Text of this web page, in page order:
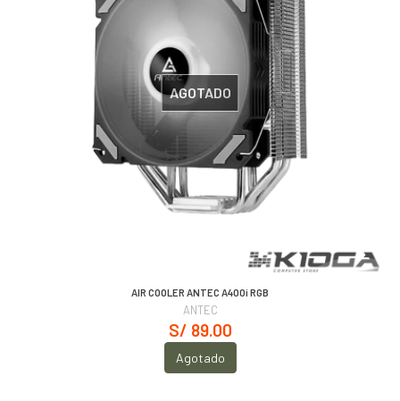
AGOTADO
AIR COOLER ANTEC A400i RGB
ANTEC
S/ 89.00
Agotado